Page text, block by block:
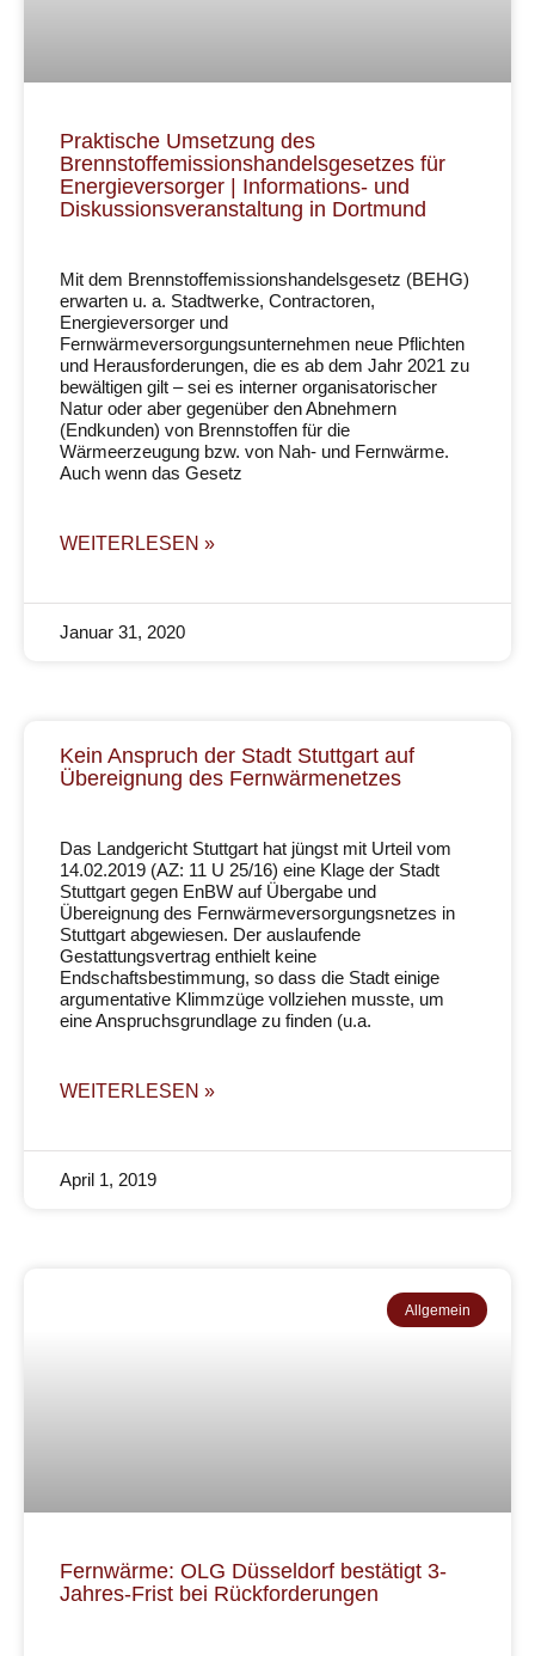
Praktische Umsetzung des
Brennstoffemissionshandelsgesetzes für
Energieversorger | Informations- und
Diskussionsveranstaltung in Dortmund
Mit dem Brennstoffemissionshandelsgesetz (BEHG)
erwarten u. a. Stadtwerke, Contractoren,
Energieversorger und
Fernwärmeversorgungsunternehmen neue Pflichten
und Herausforderungen, die es ab dem Jahr 2021 zu
bewältigen gilt – sei es interner organisatorischer
Natur oder aber gegenüber den Abnehmern
(Endkunden) von Brennstoffen für die
Wärmeerzeugung bzw. von Nah- und Fernwärme.
Auch wenn das Gesetz
WEITERLESEN »
Januar 31, 2020
Kein Anspruch der Stadt Stuttgart auf
Übereignung des Fernwärmenetzes
Das Landgericht Stuttgart hat jüngst mit Urteil vom
14.02.2019 (AZ: 11 U 25/16) eine Klage der Stadt
Stuttgart gegen EnBW auf Übergabe und
Übereignung des Fernwärmeversorgungsnetzes in
Stuttgart abgewiesen. Der auslaufende
Gestattungsvertrag enthielt keine
Endschaftsbestimmung, so dass die Stadt einige
argumentative Klimmzüge vollziehen musste, um
eine Anspruchsgrundlage zu finden (u.a.
WEITERLESEN »
April 1, 2019
Allgemein
Fernwärme: OLG Düsseldorf bestätigt 3-
Jahres-Frist bei Rückforderungen